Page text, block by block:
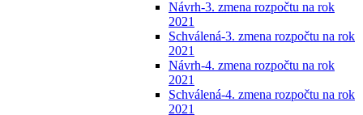
Návrh-3. zmena rozpočtu na rok
2021
Schválená-3. zmena rozpočtu na rok
2021
Návrh-4. zmena rozpočtu na rok
2021
Schválená-4. zmena rozpočtu na rok
2021